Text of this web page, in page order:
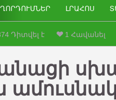
ԼՐԱՀՈՍ
Դիտվել է 1 Հավանել